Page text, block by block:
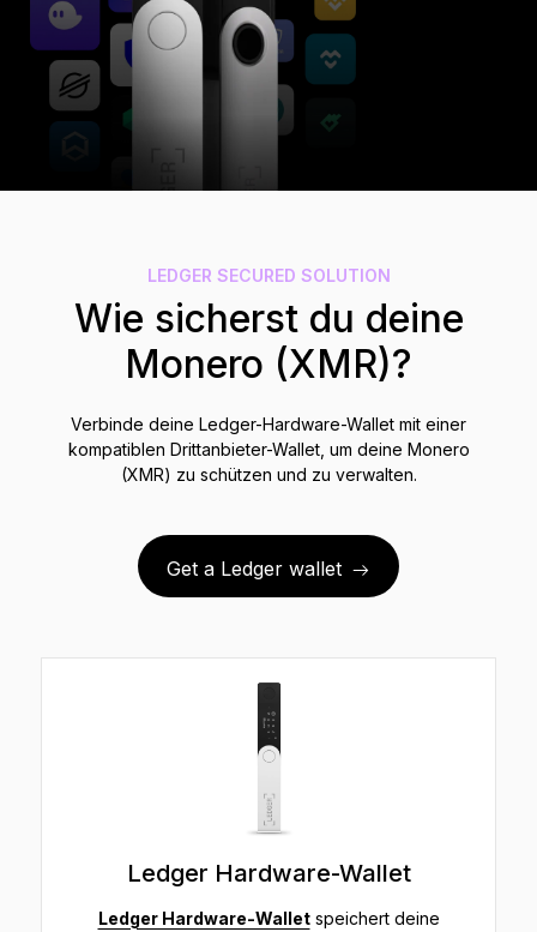
Zubehör
Wiederherstellungslösungen
Limitierte Editionen
Alle Produkte anzeigen
LEDGER SECURED SOLUTION
Wie sicherst du deine
Monero (XMR)?
Verbinde deine Ledger-Hardware-Wallet mit einer
kompatiblen Drittanbieter-Wallet, um deine Monero
(XMR) zu schützen und zu verwalten.
Get a Ledger wallet
Ledger Hardware-Wallet
Ledger Hardware-Walletspeichert deine